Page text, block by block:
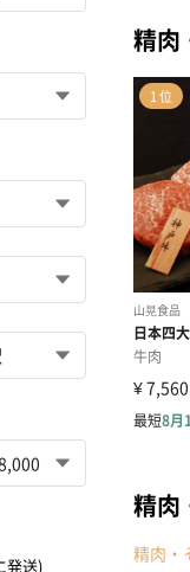
発送)
精肉
精肉
精肉・